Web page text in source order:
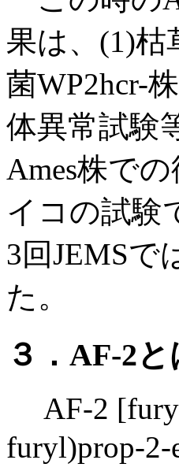
果は、(1)枯
菌WP2hcr-
体異常試験
Ames株で
イコの試験
3回JEMSで
た。
３．AF-2と
AF-2
furyl)prop-